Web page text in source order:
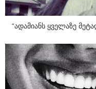
“ადამიანს ყველაზე